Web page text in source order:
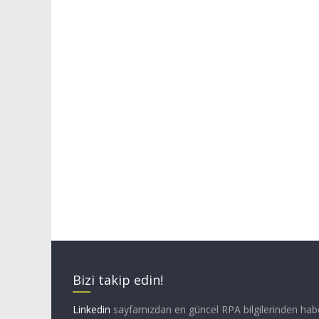
Bizi takip edin!
Linkedin sayfamızdan en güncel RPA bilgilerinden